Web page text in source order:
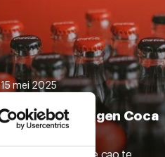
15 mei 2025
Update cao
onderhandelingen Coca
Cola
Om tot een nieuwe cao te